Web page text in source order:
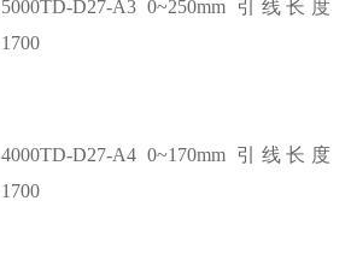
5000TD-D27-A3 0~250mm 引线长度
1700
4000TD-D27-A4 0~170mm 引线长度
1700